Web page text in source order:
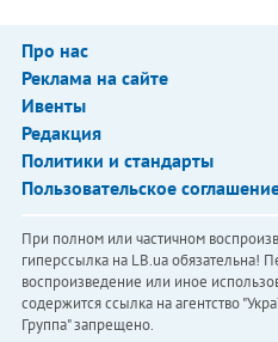
Про нас
Реклама на сайте
Ивенты
Редакция
Политики и стандарты
Пользовательское
При полном или частичном
гиперссылка на LB.ua обязательна!
воспроизведение или иное
содержится ссылка на агентство
Группа" запрещено.